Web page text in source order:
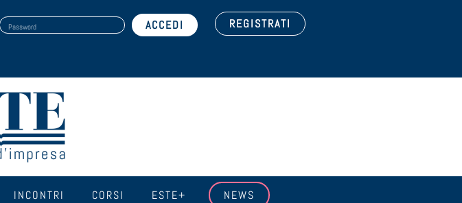
Password REGISTRATI
INCONTRI CORSI ESTE+ NEWS